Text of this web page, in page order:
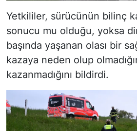
Yetkililer, sürücünün bilinç
sonucu mu olduğu, yoksa
başında yaşanan olası bir
kazaya neden olup
kazanmadığını bildirdi.